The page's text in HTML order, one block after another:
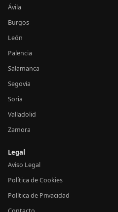
Ávila
Burgos
León
Palencia
Salamanca
Segovia
Soria
Valladolid
Zamora
Legal
Aviso Legal
Política de Cookies
Política de Privacidad